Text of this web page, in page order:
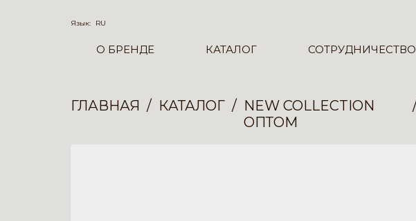
Язык: RU
О БРЕНДЕ КАТАЛОГ СОТРУДНИЧЕСТВО
ГЛАВНАЯ КАТАЛОГ
NEW COLLECTION
ОПТОМ